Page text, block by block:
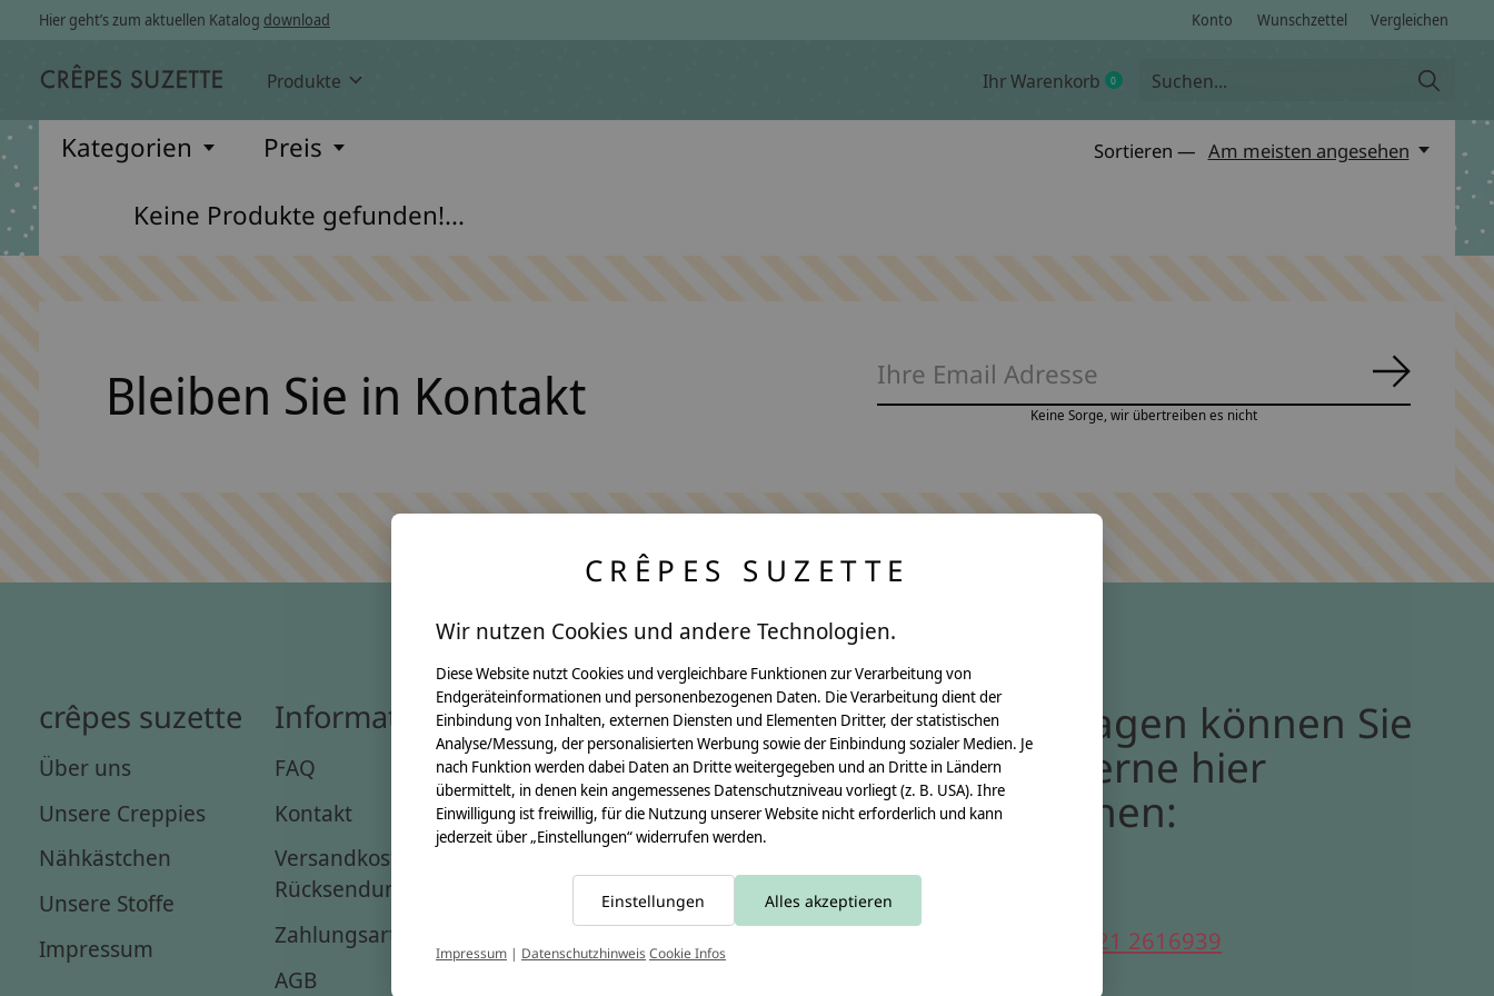
Hier geht’s zum aktuellen Katalog download Konto Wunschzettel Vergleichen
Produkte Ihr Warenkorb 0items
Kategorien Preis Sortieren — Am meisten angesehen
Keine Produkte gefunden!...
Bleiben Sie in Kontakt Keine Sorge, wir übertreiben es nicht
crêpes suzette
Über uns
Unsere Creppies
Nähkästchen
Unsere Stoffe
Impressum
Informationen
FAQ
Kontakt
Versandkosten &
Rücksendungen
Zahlungsarten
AGB
Anleitungen
Video Nähset
Anleitung MOMA
Schultüte
Leseknochen
Schnittmuster
Bei Fragen können Sie
uns gerne hier
erreichen:
0221 2616939
CRÊPES SUZETTE
Wir nutzen Cookies und andere Technologien.
Diese Website nutzt Cookies und vergleichbare Funktionen zur Verarbeitung von
Endgeräteinformationen und personenbezogenen Daten. Die Verarbeitung dient der
Einbindung von Inhalten, externen Diensten und Elementen Dritter, der statistischen
Analyse/Messung, der personalisierten Werbung sowie der Einbindung sozialer Medien. Je
nach Funktion werden dabei Daten an Dritte weitergegeben und an Dritte in Ländern
übermittelt, in denen kein angemessenes Datenschutzniveau vorliegt (z. B. USA). Ihre
Einwilligung ist freiwillig, für die Nutzung unserer Website nicht erforderlich und kann
jederzeit über „Einstellungen“ widerrufen werden.
Einstellungen Alles akzeptieren
Impressum | DatenschutzhinweisCookie Infos